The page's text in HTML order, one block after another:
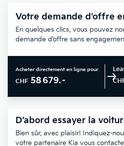
Votre demande d’offre
En quelques clics, vous pouvez
demande d’offre sans
Acheter directement en ligne pour
CHF 58 679.–
D’abord essayer la
Bien sûr, avec plaisir! Indiquez-
votre partenaire Kia vous